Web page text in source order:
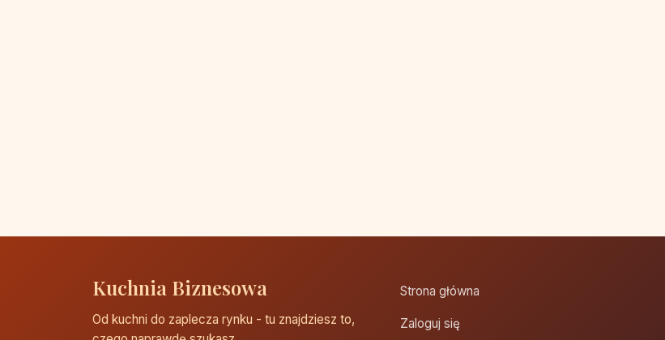
Kuchnia Biznesowa
Od kuchni do zaplecza rynku - tu znajdziesz to,
Strona główna
Zaloguj się